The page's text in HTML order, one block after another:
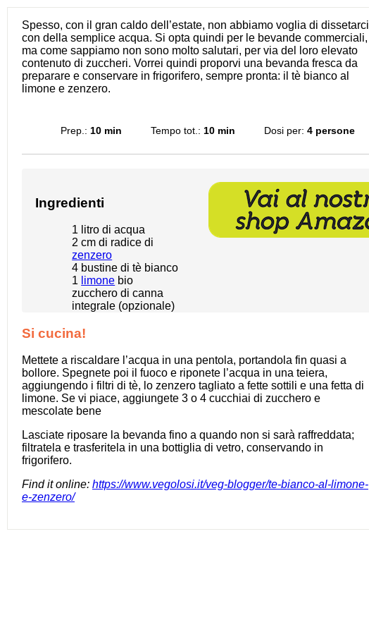
Spesso, con il gran caldo dell’estate, non abbiamo voglia di dissetarci
con della semplice acqua. Si opta quindi per le bevande commerciali,
ma come sappiamo non sono molto salutari, per via del loro elevato
contenuto di zuccheri. Vorrei quindi proporvi una bevanda fresca da
preparare e conservare in frigorifero, sempre pronta: il tè bianco al
limone e zenzero.
Prep.: 10 min Tempo tot.: 10 min Dosi per: 4 persone
Ingredienti
1 litro di acqua
2 cm di radice di
zenzero
4 bustine di tè bianco
1 limone bio
zucchero di canna
integrale (opzionale)
Si cucina!
Mettete a riscaldare l’acqua in una pentola, portandola fin quasi a
bollore. Spegnete poi il fuoco e riponete l’acqua in una teiera,
aggiungendo i filtri di tè, lo zenzero tagliato a fette sottili e una fetta di
limone. Se vi piace, aggiungete 3 o 4 cucchiai di zucchero e
mescolate bene
Lasciate riposare la bevanda fino a quando non si sarà raffreddata;
filtratela e trasferitela in una bottiglia di vetro, conservando in
frigorifero.
Find it online: https://www.vegolosi.it/veg-blogger/te-bianco-al-limone-
e-zenzero/